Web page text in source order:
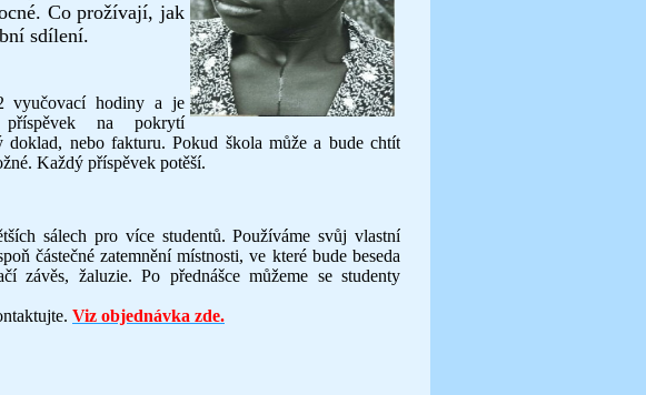
Co prožívají, jak
sdílení.
vyučovací hodiny a je
příspěvek na pokrytí
nebo fakturu. Pokud škola může a bude chtít
Každý příspěvek potěší.
sálech pro více studentů. Používáme svůj vlastní
částečné zatemnění místnosti, ve které bude beseda
závěs, žaluzie. Po přednášce můžeme se studenty
Viz objednávka zde.